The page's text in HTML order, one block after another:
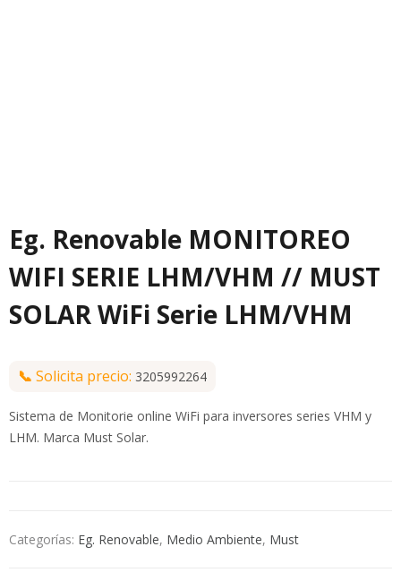
Eg. Renovable MONITOREO
WIFI SERIE LHM/VHM // MUST
SOLAR WiFi Serie LHM/VHM
📞 Solicita precio: 3205992264
Sistema de Monitorie online WiFi para inversores series VHM y
LHM. Marca Must Solar.
Categorías: Eg. Renovable, Medio Ambiente, Must